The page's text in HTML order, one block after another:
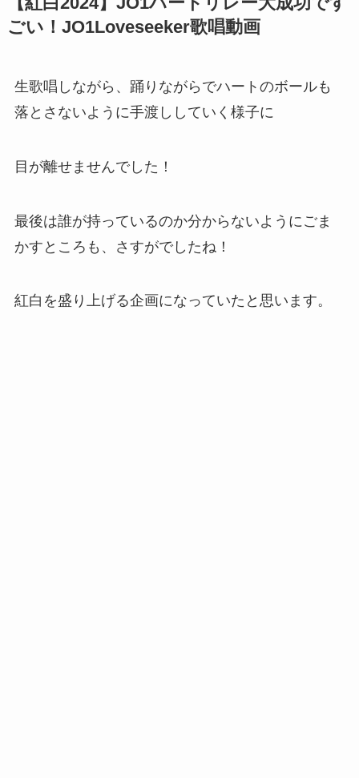
ごい！JO1Loveseeker歌唱動画
生歌唱しながら、踊りながらでハートのボールも
落とさないように手渡ししていく様子に
目が離せませんでした！
最後は誰が持っているのか分からないようにごま
かすところも、さすがでしたね！
紅白を盛り上げる企画になっていたと思います。